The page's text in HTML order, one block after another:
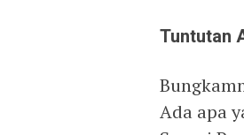
Tuntutan
Ada apa